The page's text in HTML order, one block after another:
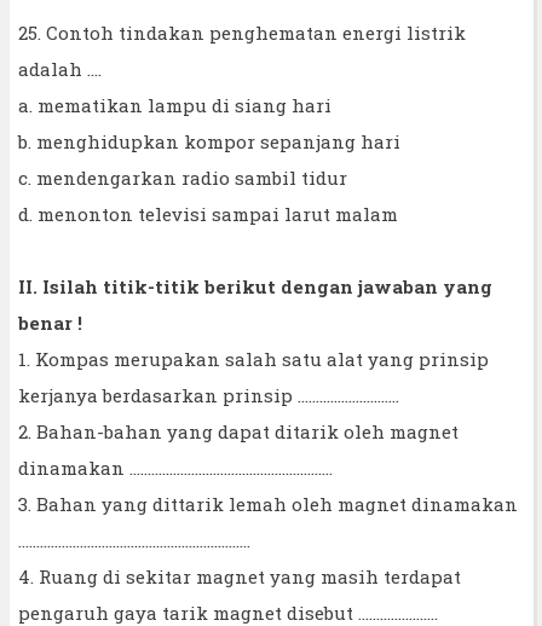
25. Contoh tindakan penghematan energi listrik
adalah ....
a. mematikan lampu di siang hari
b. menghidupkan kompor sepanjang hari
c. mendengarkan radio sambil tidur
d. menonton televisi sampai larut malam
II. Isilah titik-titik berikut dengan jawaban yang
benar !
1. Kompas merupakan salah satu alat yang prinsip
kerjanya berdasarkan prinsip ……………………….
2. Bahan-bahan yang dapat ditarik oleh magnet
dinamakan ………………………………………………..
3. Bahan yang dittarik lemah oleh magnet dinamakan
……………………………………………………….
4. Ruang di sekitar magnet yang masih terdapat
pengaruh gaya tarik magnet disebut ………………….